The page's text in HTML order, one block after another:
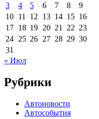
3
4 5 6 7 8
9
10 11 12 13 14 15 16
17 18 19 20 21 22 23
24 25 26 27 28 29 30
31
« Июл
Рубрики
Автоновости
Автособытия